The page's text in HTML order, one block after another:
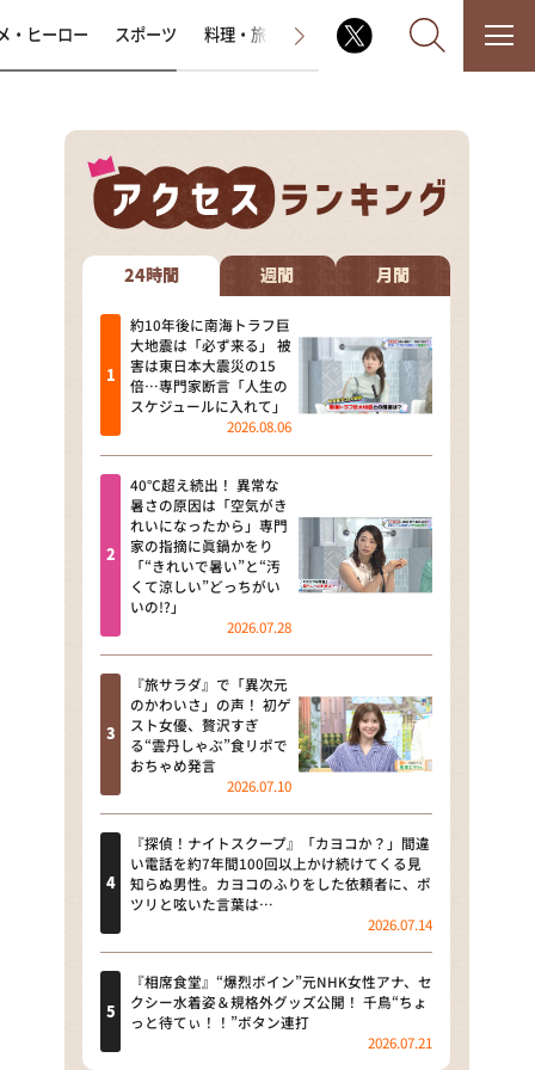
なるみ・岡村の過ぎるTV
相席食堂
これ余談なんですけど・・・
～人生密着トークバラエティ！
～ やすとものいたって真剣です
探偵！ナイトスクープ
news おかえり
河合＆A.B.C-Z塚田×福井アナ
「なんでやねん！？」（news お
かえり）
DAIGOも台所 ～きょうの献立 何
にする？～
本日はダイアンなり！シーズン２
朝だ！生です旅サラダ
教えて！ニュースライブ 正義の
ミカタ
ＬＩＦＥ～夢のカタチ～
新婚さんいらっしゃい！
ポツンと一軒家
ザキ山小屋本館
・ヒーロー スポーツ 料理・旅 ラジオ番組 その他
24時間 週間 月間
約10年後に南海トラフ巨
大地震は「必ず来る」 被
害は東日本大震災の15
倍…専門家断言「人生の
スケジュールに入れて」
2026.08.06
40℃超え続出！ 異常な
暑さの原因は「空気がき
れいになったから」専門
家の指摘に眞鍋かをり
「“きれいで暑い”と“汚
くて涼しい”どっちがい
いの!?」
2026.07.28
『旅サラダ』で「異次元
のかわいさ」の声！ 初ゲ
スト女優、贅沢すぎ
る“雲丹しゃぶ”食リポで
おちゃめ発言
2026.07.10
『探偵！ナイトスクープ』「カヨコか？」間違
い電話を約7年間100回以上かけ続けてくる見
知らぬ男性。カヨコのふりをした依頼者に、ポ
ツリと呟いた言葉は…
2026.07.14
『相席食堂』“爆烈ボイン”元NHK女性アナ、セ
クシー水着姿＆規格外グッズ公開！ 千鳥“ちょ
っと待てぃ！！”ボタン連打
2026.07.21